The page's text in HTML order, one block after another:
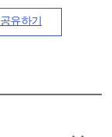
공유하기